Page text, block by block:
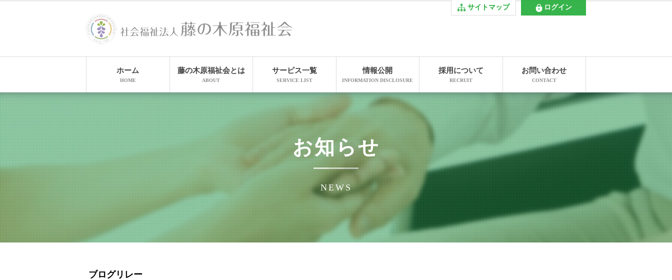
サイトマップ ログイン
ホーム
HOME
藤の木原福祉会とは
ABOUT
サービス一覧
SERVICE LIST
情報公開
INFORMATION DISCLOSURE
採用について
RECRUIT
お問い合わせ
CONTACT
お知らせ
NEWS
ブログリレー